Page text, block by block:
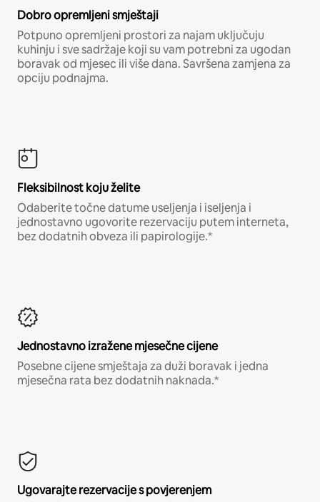
Dobro opremljeni smještaji
Potpuno opremljeni prostori za najam uključuju
kuhinju i sve sadržaje koji su vam potrebni za ugodan
boravak od mjesec ili više dana. Savršena zamjena za
opciju podnajma.
Fleksibilnost koju želite
Odaberite točne datume useljenja i iseljenja i
jednostavno ugovorite rezervaciju putem interneta,
bez dodatnih obveza ili papirologije.*
Jednostavno izražene mjesečne cijene
Posebne cijene smještaja za duži boravak i jedna
mjesečna rata bez dodatnih naknada.*
Ugovarajte rezervacije s povjerenjem